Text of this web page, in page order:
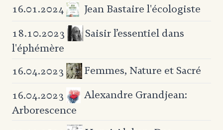
16.01.2024
Jean Bastaire l'écologiste
18.10.2023
Saisir l’essentiel dans
l'éphémère
16.04.2023
Femmes, Nature et Sacré
16.04.2023
Alexandre Grandjean:
Arborescence